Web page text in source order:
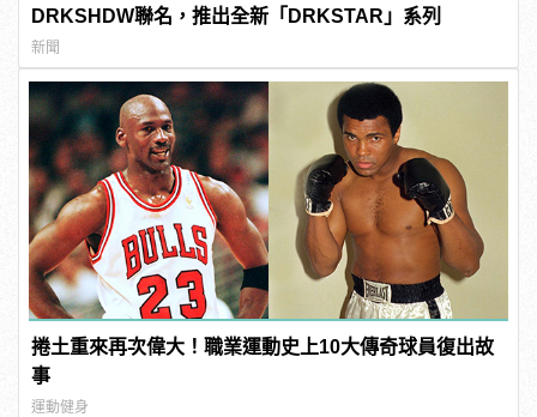
DRKSHDW聯名，推出全新「DRKSTAR」系列
新聞
捲土重來再次偉大！職業運動史上10大傳奇球員復出故
事
運動健身